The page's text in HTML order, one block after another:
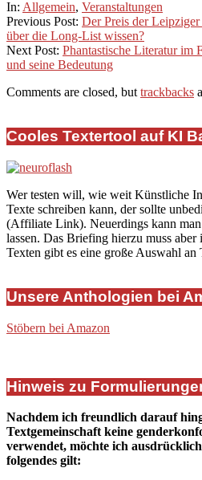
03-
12
In: Allgemein, Veranstaltungen
Previous Post: Der Preis der
über die Long-List wissen?
Next Post: Phantastische Literatur im
und seine Bedeutung
Comments are closed, but trackbacks
Cooles Textertool auf KI
Wer testen will, wie weit Künstliche
Texte schreiben kann, der sollte
(Affiliate Link). Neuerdings kann
lassen. Das Briefing hierzu muss
Texten gibt es eine große Auswahl an
Unsere Anthologien bei
Stöbern bei Amazon
Hinweis zu
Nachdem ich freundlich darauf
Textgemeinschaft keine
verwendet, möchte ich
folgendes gilt: